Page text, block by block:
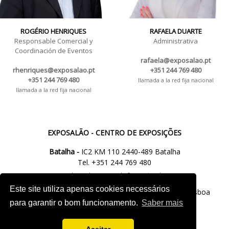
Este site utiliza apenas cookies necessários
para garantir o bom funcionamento. Saber mais
ROGÉRIO HENRIQUES
Responsable Comercial y
Coordinación de Eventos
rhenriques@exposalao.pt
+351 244 769 480
llamada a la red fija nacional
RAFAELA DUARTE
Administrativa
rafaela@exposalao.pt
+351 244 769 480
llamada a la red fija nacional
EXPOSALÃO - CENTRO DE EXPOSIÇÕES
Batalha -IC2 KM 110 2440-489 Batalha
Tel. +351 244 769 480
chamada para a rede fixa nacional
Lisboa -Av. Fontes P. de Melo, 35 - 7ºD, 1050-118 Lisboa
tel.: +351 21 765 5037